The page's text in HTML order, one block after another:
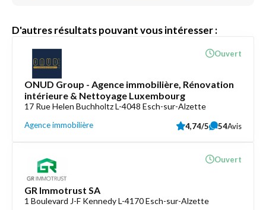
D'autres résultats pouvant vous intéresser :
ONUD Group - Agence immobilière, Rénovation
intérieure & Nettoyage Luxembourg
17 Rue Helen Buchholtz L-4048 Esch-sur-Alzette
Agence immobilière
Ouvert
4,74/5 54Avis
GR Immotrust SA
1 Boulevard J-F Kennedy L-4170 Esch-sur-Alzette
Ouvert